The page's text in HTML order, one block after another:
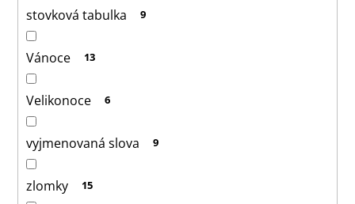
stovková tabulka 9
Vánoce 13
Velikonoce 6
vyjmenovaná slova 9
zlomky 15